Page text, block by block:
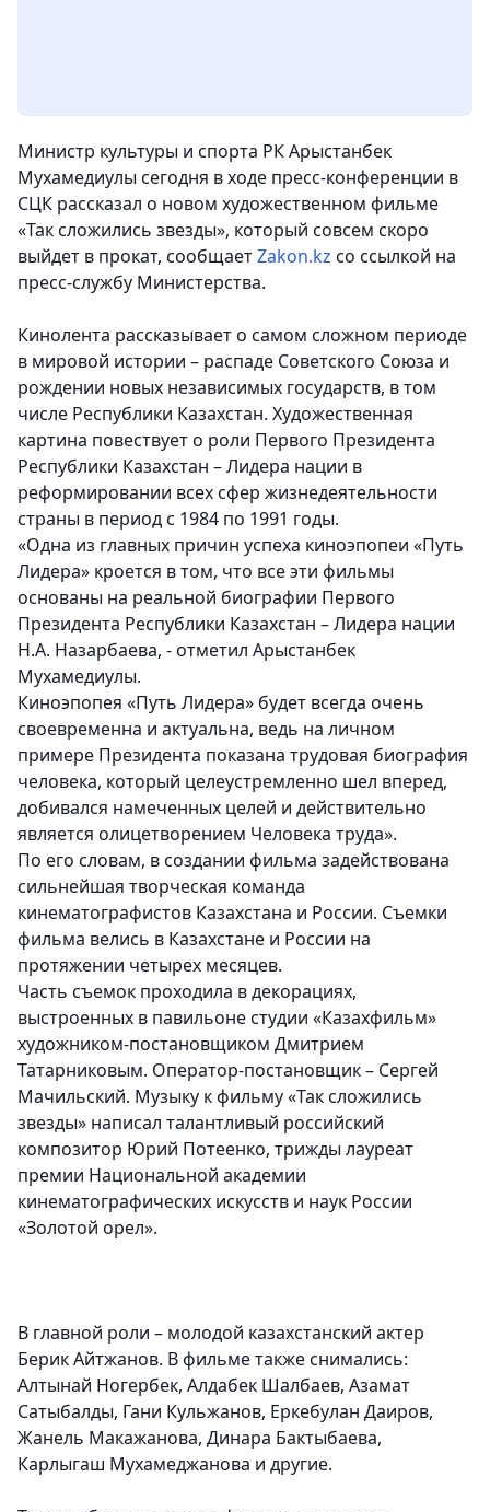
Министр культуры и спорта РК Арыстанбек
Мухамедиулы сегодня в ходе пресс-конференции в
СЦК рассказал о новом художественном фильме
«Так сложились звезды», который совсем скоро
выйдет в прокат, сообщаетZakon.kz со ссылкой на
пресс-службу Министерства.
Кинолента рассказывает о самом сложном периоде
в мировой истории – распаде Советского Союза и
рождении новых независимых государств, в том
числе Республики Казахстан. Художественная
картина повествует о роли Первого Президента
Республики Казахстан – Лидера нации в
реформировании всех сфер жизнедеятельности
страны в период с 1984 по 1991 годы.
«Одна из главных причин успеха киноэпопеи «Путь
Лидера» кроется в том, что все эти фильмы
основаны на реальной биографии Первого
Президента Республики Казахстан – Лидера нации
Н.А. Назарбаева, - отметил Арыстанбек
Мухамедиулы.
Киноэпопея «Путь Лидера» будет всегда очень
своевременна и актуальна, ведь на личном
примере Президента показана трудовая биография
человека, который целеустремленно шел вперед,
добивался намеченных целей и действительно
является олицетворением Человека труда».
По его словам, в создании фильма задействована
сильнейшая творческая команда
кинематографистов Казахстана и России. Съемки
фильма велись в Казахстане и России на
протяжении четырех месяцев.
Часть съемок проходила в декорациях,
выстроенных в павильоне студии «Казахфильм»
художником-постановщиком Дмитрием
Татарниковым. Оператор-постановщик – Сергей
Мачильский. Музыку к фильму «Так сложились
звезды» написал талантливый российский
композитор Юрий Потеенко, трижды лауреат
премии Национальной академии
кинематографических искусств и наук России
«Золотой орел».
В главной роли – молодой казахстанский актер
Берик Айтжанов. В фильме также снимались:
Алтынай Ногербек, Алдабек Шалбаев, Азамат
Сатыбалды, Гани Кульжанов, Еркебулан Даиров,
Жанель Макажанова, Динара Бактыбаева,
Карлыгаш Мухамеджанова и другие.